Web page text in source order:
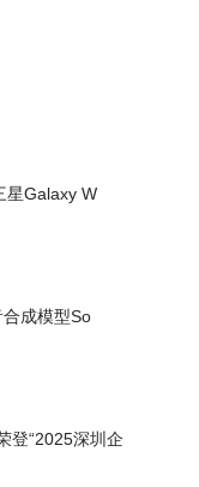
星Galaxy W
成模型So
登“2025深圳企